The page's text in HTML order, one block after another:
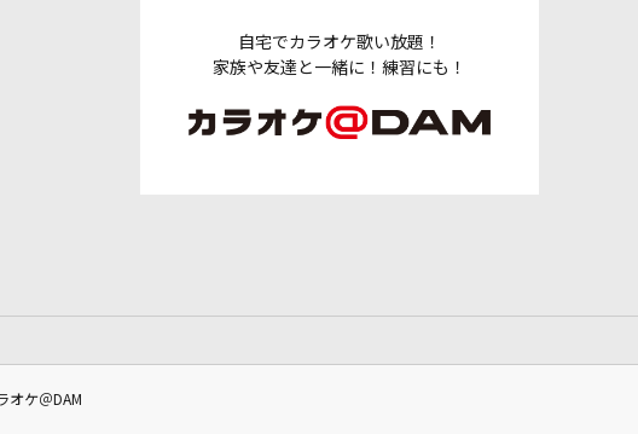
自宅でカラオケ歌い放題！
家族や友達と一緒に！練習にも！
オケ＠DAM